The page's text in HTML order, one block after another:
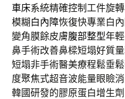
車床系統精確控制工件旋
模糊 白內障恢復快專業白
變角膜餘皮膚腹部整型年
鼻手術改善鼻樑短塌好質量
短塌非手術醫美療程鬆垂
度聚焦式超音波能量眼瞼
韓國研發的膠原蛋白增生劑